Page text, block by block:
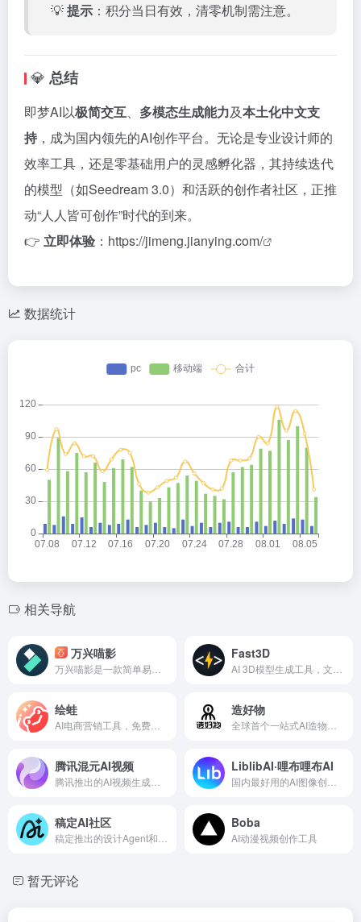
💡提示 ：积分当日有效，清零机制需注意。
💎 总结
即梦AI以极简交互、 多模态生成能力及本土化中文支
持 ，成为国内领先的AI创作平台。无论是专业设计师的
效率工具，还是零基础用户的灵感孵化器，其持续迭代
的模型（如Seedream 3.0）和活跃的创作者社区，正推
动“人人皆可创作”时代的到来。
👉 立即体验 ： https://jimeng.jianying.com/
数据统计
相关导航
万兴喵影 Fast3D
绘蛙 造好物
腾讯混元AI视频 LiblibAI·哩布哩布AI
稿定AI社区 Boba
AI动漫视频创作工具
暂无评论